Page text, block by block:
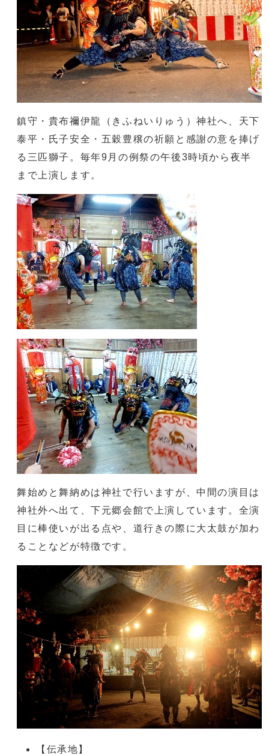
鎮守・貴布禰伊龍（きふねいりゅう）神社へ、天下
泰平・氏子安全・五穀豊穣の祈願と感謝の意を捧げ
る三匹獅子。毎年9月の例祭の午後3時頃から夜半
まで上演します。
舞始めと舞納めは神社で行いますが、中間の演目は
神社外へ出て、下元郷会館で上演しています。全演
目に棒使いが出る点や、道行きの際に大太鼓が加わ
ることなどが特徴です。
【伝承地】